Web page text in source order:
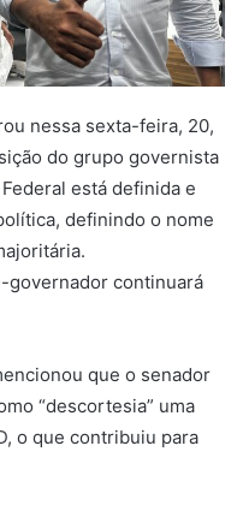
nessa sexta-feira, 20,
do grupo governista
está definida e
definindo o nome
governador continuará
que o senador
“descortesia” uma
o que contribuiu para